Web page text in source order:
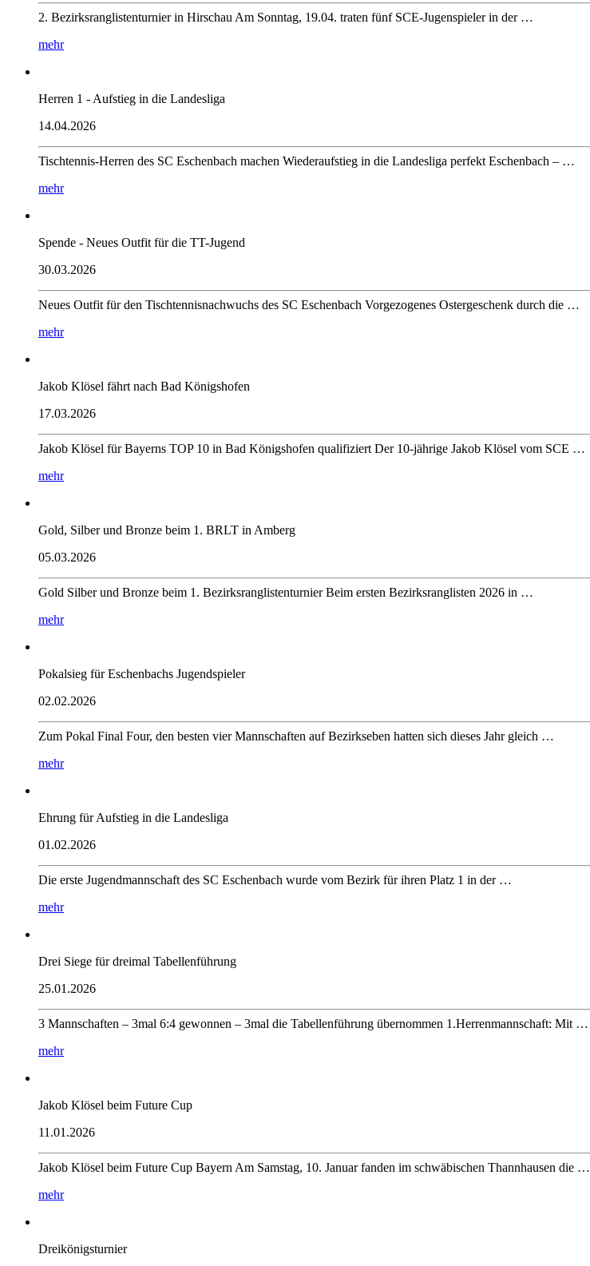
2. Bezirksranglistenturnier in Hirschau Am Sonntag, 19.04. traten fünf SCE-Jugenspieler in der …
mehr
Herren 1 - Aufstieg in die Landesliga
14.04.2026
Tischtennis-Herren des SC Eschenbach machen Wiederaufstieg in die Landesliga perfekt Eschenbach – …
mehr
Spende - Neues Outfit für die TT-Jugend
30.03.2026
Neues Outfit für den Tischtennisnachwuchs des SC Eschenbach Vorgezogenes Ostergeschenk durch die …
mehr
Jakob Klösel fährt nach Bad Königshofen
17.03.2026
Jakob Klösel für Bayerns TOP 10 in Bad Königshofen qualifiziert Der 10-jährige Jakob Klösel vom SCE …
mehr
Gold, Silber und Bronze beim 1. BRLT in Amberg
05.03.2026
Gold Silber und Bronze beim 1. Bezirksranglistenturnier Beim ersten Bezirksranglisten 2026 in …
mehr
Pokalsieg für Eschenbachs Jugendspieler
02.02.2026
Zum Pokal Final Four, den besten vier Mannschaften auf Bezirkseben hatten sich dieses Jahr gleich …
mehr
Ehrung für Aufstieg in die Landesliga
01.02.2026
Die erste Jugendmannschaft des SC Eschenbach wurde vom Bezirk für ihren Platz 1 in der …
mehr
Drei Siege für dreimal Tabellenführung
25.01.2026
3 Mannschaften – 3mal 6:4 gewonnen – 3mal die Tabellenführung übernommen 1.Herrenmannschaft: Mit …
mehr
Jakob Klösel beim Future Cup
11.01.2026
Jakob Klösel beim Future Cup Bayern Am Samstag, 10. Januar fanden im schwäbischen Thannhausen die …
mehr
Dreikönigsturnier